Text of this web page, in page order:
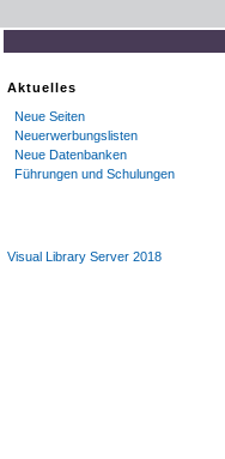
Aktuelles
Neue Seiten
Neuerwerbungslisten
Neue Datenbanken
Führungen und Schulungen
Visual Library Server 2018